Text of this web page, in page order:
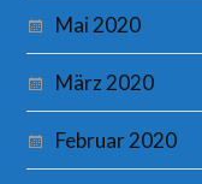
Mai 2020
März 2020
Februar 2020